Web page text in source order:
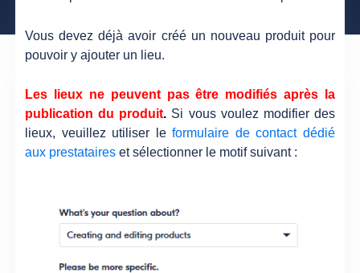
Vous devez déjà avoir créé un nouveau produit pour
pouvoir y ajouter un lieu.
Les lieux ne peuvent pas être modifiés après la
publication du produit. Si vous voulez modifier des
lieux, veuillez utiliser leformulaire de contact dédié
aux prestataires et sélectionner le motif suivant :